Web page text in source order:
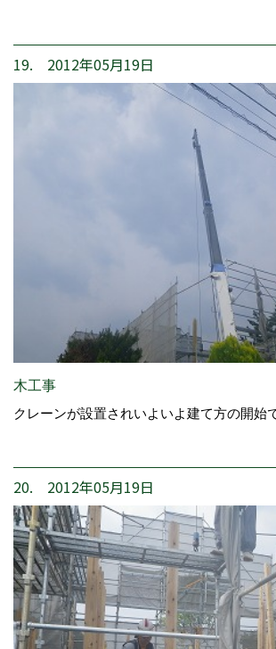
19. 2012年05月19日
木工事
クレーンが設置されいよいよ建て方の開始
20. 2012年05月19日